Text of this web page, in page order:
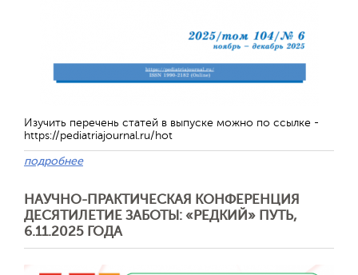
Изучить перечень статей в выпуске можно по ссылке -
https://pediatriajournal.ru/hot
подробнее
НАУЧНО-ПРАКТИЧЕСКАЯ КОНФЕРЕНЦИЯ
ДЕСЯТИЛЕТИЕ ЗАБОТЫ: «РЕДКИЙ» ПУТЬ,
6.11.2025 ГОДА